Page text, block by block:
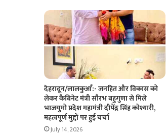
देहरादून/लालकुआँ:- जनहित और विकास को
लेकर कैबिनेट मंत्री सौरभ बहुगुणा से मिले
भाजयुमो प्रदेश महामंत्री दीपेंद्र सिंह कोश्यारी,
महत्वपूर्ण मुद्दों पर हुई चर्चा
July 14, 2026